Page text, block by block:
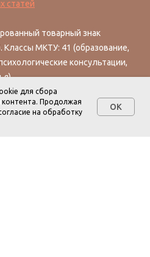
статей
товарный знак
МКТУ: 41 (образование,
консультации,
для сбора
контента. Продолжая
на обработку
OK